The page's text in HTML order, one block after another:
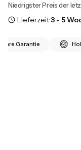
Niedrigster Preis der
Lieferzeit:3 - 5
Garantie